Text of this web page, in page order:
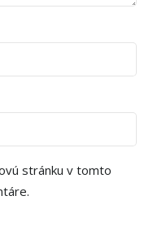
stránku v tomto